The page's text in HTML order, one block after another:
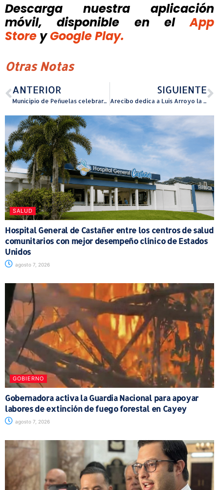
Descarga nuestra aplicación
móvil, disponible
en el
App
Store y Google Play.
Otras Notas
ANTERIOR
Municipio de Peñuelas celebrará feria de servicios veterinarios para perros y gatos
SIGUIENTE
Arecibo dedica a Luis Arroyo la Primera Clínica Deportiva ‘Formando Peloteros del Futuro’
SALUD
Hospital General de Castañer entre los centros de salud
comunitarios con mejor desempeño clínico de Estados
Unidos
agosto 7, 2026
GOBIERNO
Gobernadora activa la Guardia Nacional para apoyar
labores de extinción de fuego forestal en Cayey
agosto 7, 2026